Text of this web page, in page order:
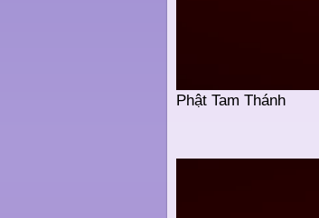
Phật Tam Thánh